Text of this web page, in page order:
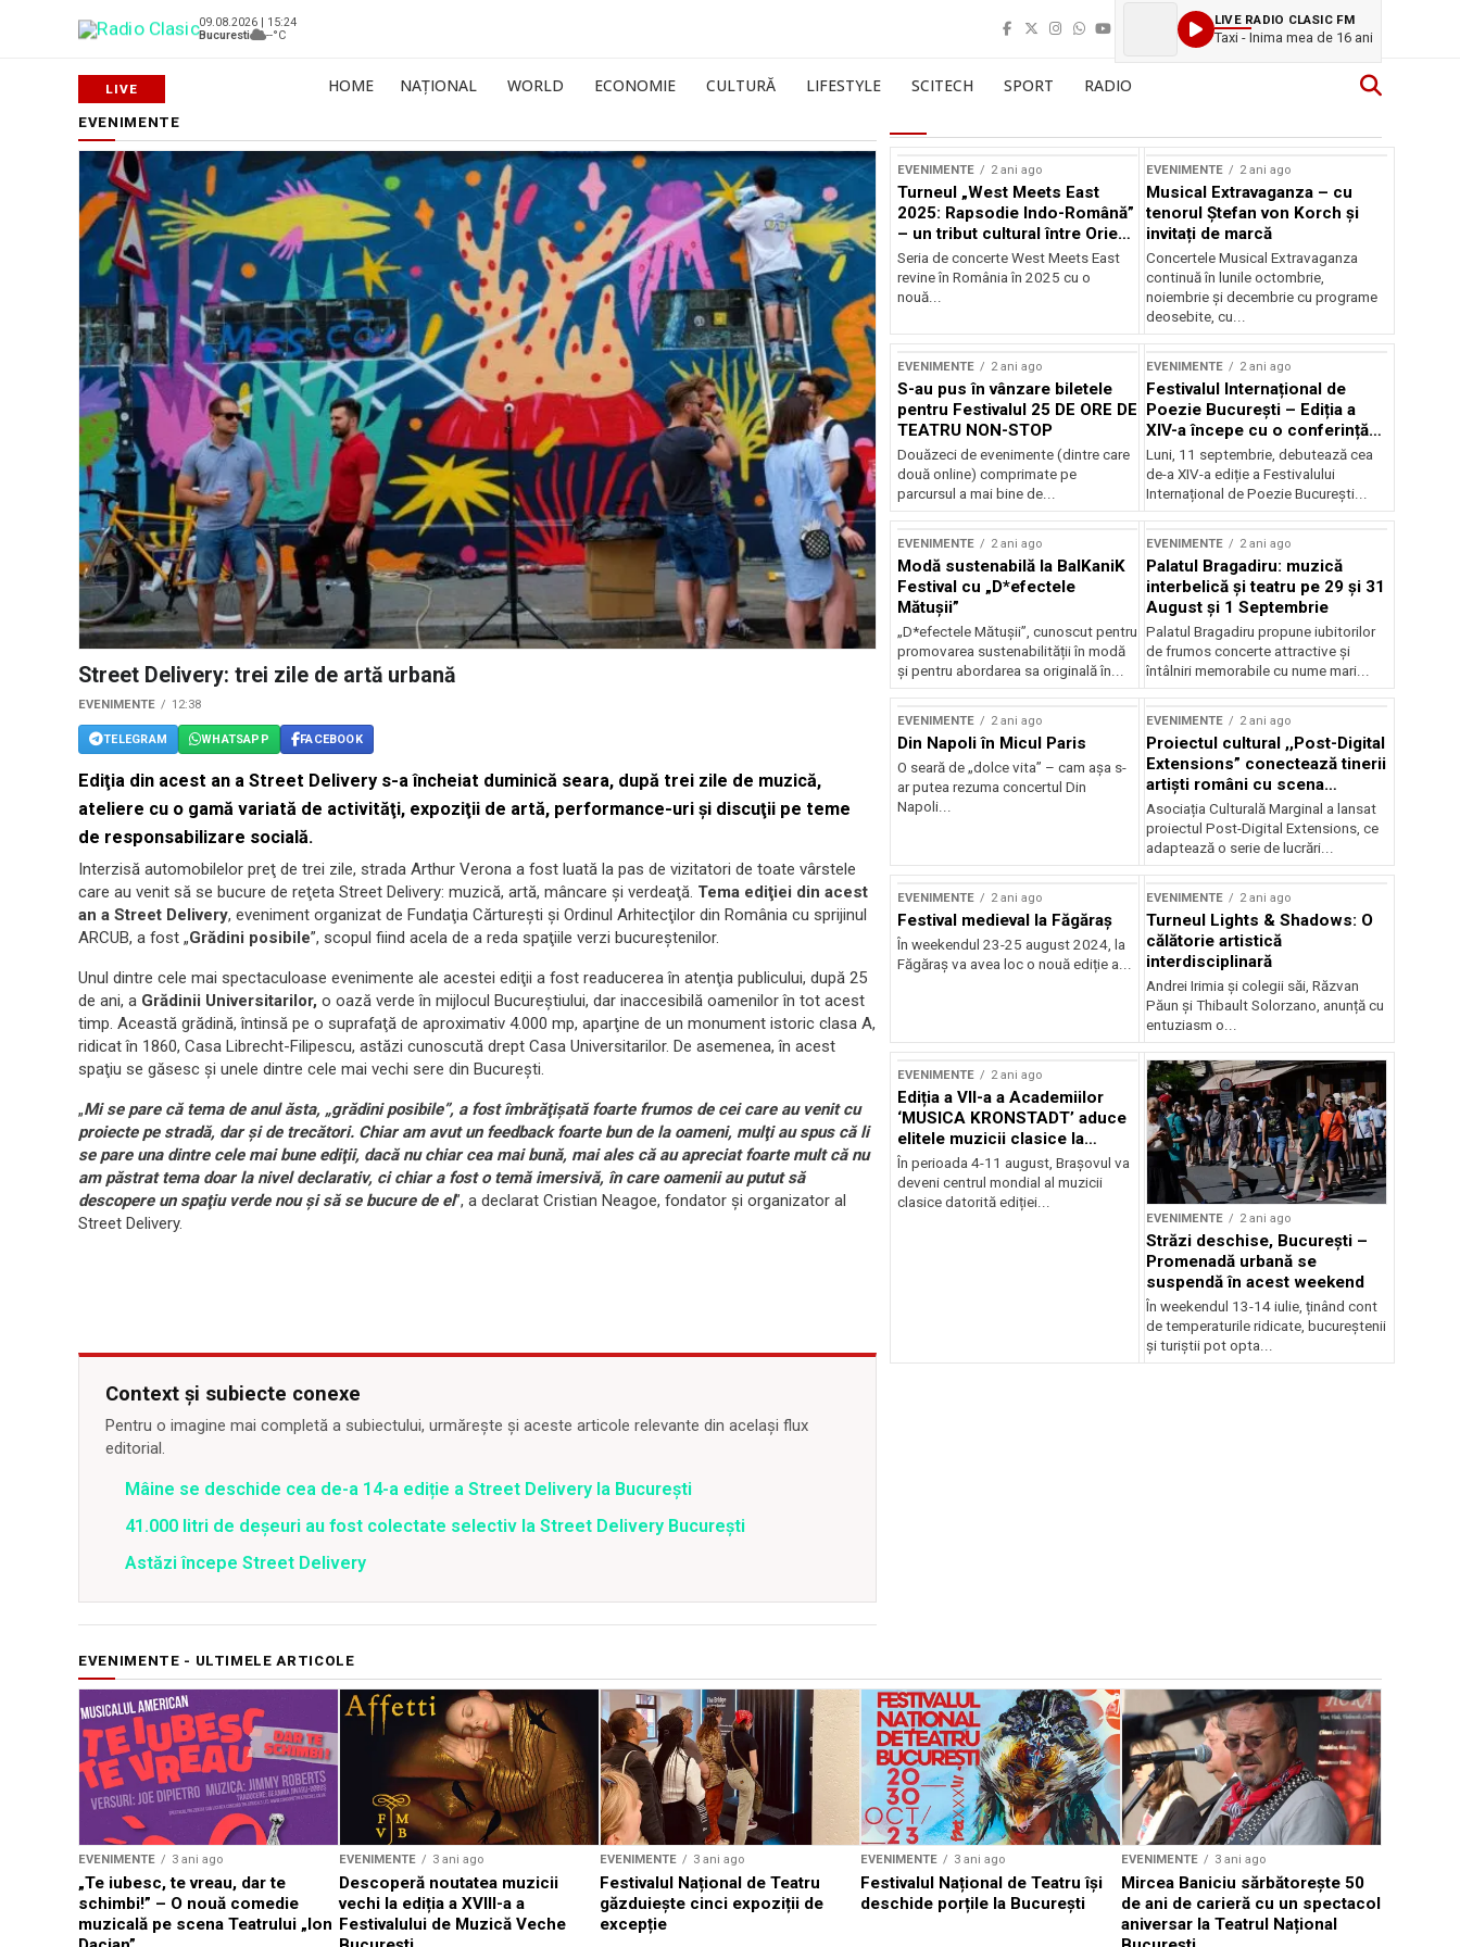
09.08.2026 | 15:24
Bucuresti
--°C
LIVE RADIO CLASIC FM
Taxi - Inima mea de 16 ani
HOME NAȚIONAL WORLD ECONOMIE CULTURĂ LIFESTYLE SCITECH SPORT RADIO
EVENIMENTE
Street Delivery: trei zile de artă urbană
EVENIMENTE 12:38
TELEGRAM WHATSAPP FACEBOOK
Ediţia din acest an a Street Delivery s-a încheiat duminică seara, după trei zile de muzică,
ateliere cu o gamă variată de activităţi, expoziţii de artă, performance-uri şi discuţii pe teme
de responsabilizare socială.
Interzisă automobilelor preţ de trei zile, strada Arthur Verona a fost luată la pas de vizitatori de toate vârstele
care au venit să se bucure de reţeta Street Delivery: muzică, artă, mâncare şi verdeaţă. Tema ediţiei din acest
an a Street Delivery, eveniment organizat de Fundaţia Cărtureşti şi Ordinul Arhitecţilor din România cu sprijinul
ARCUB, a fost „Grădini posibile”, scopul fiind acela de a reda spaţiile verzi bucureştenilor.
Unul dintre cele mai spectaculoase evenimente ale acestei ediţii a fost readucerea în atenţia publicului, după 25
de ani, a Grădinii Universitarilor, o oază verde în mijlocul Bucureştiului, dar inaccesibilă oamenilor în tot acest
timp. Această grădină, întinsă pe o suprafaţă de aproximativ 4.000 mp, aparţine de un monument istoric clasa A,
ridicat în 1860, Casa Librecht-Filipescu, astăzi cunoscută drept Casa Universitarilor. De asemenea, în acest
spaţiu se găsesc şi unele dintre cele mai vechi sere din Bucureşti.
„Mi se pare că tema de anul ăsta, „grădini posibile”, a fost îmbrăţişată foarte frumos de cei care au venit cu
proiecte pe stradă, dar şi de trecători. Chiar am avut un feedback foarte bun de la oameni, mulţi au spus că li
se pare una dintre cele mai bune ediţii, dacă nu chiar cea mai bună, mai ales că au apreciat foarte mult că nu
am păstrat tema doar la nivel declarativ, ci chiar a fost o temă imersivă, în care oamenii au putut să
descopere un spaţiu verde nou şi să se bucure de el”, a declarat Cristian Neagoe, fondator şi organizator al
Street Delivery.
Context și subiecte conexe
Pentru o imagine mai completă a subiectului, urmărește și aceste articole relevante din același flux
editorial.
Mâine se deschide cea de-a 14-a ediție a Street Delivery la București
41.000 litri de deşeuri au fost colectate selectiv la Street Delivery Bucureşti
Astăzi începe Street Delivery
EVENIMENTE 2 ani ago
Turneul „West Meets East
2025: Rapsodie Indo-Română”
– un tribut cultural între Orient
și Occident
Seria de concerte West Meets East
revine în România în 2025 cu o
nouă...
EVENIMENTE 2 ani ago
Musical Extravaganza – cu
tenorul Ștefan von Korch și
invitați de marcă
Concertele Musical Extravaganza
continuă în lunile octombrie,
noiembrie şi decembrie cu programe
deosebite, cu...
EVENIMENTE 2 ani ago
S-au pus în vânzare biletele
pentru Festivalul 25 DE ORE DE
TEATRU NON-STOP
Douăzeci de evenimente (dintre care
două online) comprimate pe
parcursul a mai bine de...
EVENIMENTE 2 ani ago
Festivalul Internațional de
Poezie București – Ediția a
XIV-a începe cu o conferință
despre limba română
susținută de Marco Lucchesi
Luni, 11 septembrie, debutează cea
de-a XIV-a ediție a Festivalului
Internațional de Poezie București...
EVENIMENTE 2 ani ago
Modă sustenabilă la BalKaniK
Festival cu „D*efectele
Mătușii”
„D*efectele Mătușii”, cunoscut pentru
promovarea sustenabilității în modă
și pentru abordarea sa originală în...
EVENIMENTE 2 ani ago
Palatul Bragadiru: muzică
interbelică şi teatru pe 29 şi 31
August şi 1 Septembrie
Palatul Bragadiru propune iubitorilor
de frumos concerte attractive şi
întâlniri memorabile cu nume mari...
EVENIMENTE 2 ani ago
Din Napoli în Micul Paris
O seară de „dolce vita” – cam așa s-
ar putea rezuma concertul Din
Napoli...
EVENIMENTE 2 ani ago
Proiectul cultural ,,Post-Digital
Extensions” conectează tinerii
artiști români cu scena
internațională
Asociația Culturală Marginal a lansat
proiectul Post-Digital Extensions, ce
adaptează o serie de lucrări...
EVENIMENTE 2 ani ago
Festival medieval la Făgăraș
În weekendul 23-25 august 2024, la
Făgăraș va avea loc o nouă ediție a...
EVENIMENTE 2 ani ago
Turneul Lights & Shadows: O
călătorie artistică
interdisciplinară
Andrei Irimia și colegii săi, Răzvan
Păun și Thibault Solorzano, anunță cu
entuziasm o...
EVENIMENTE 2 ani ago
Ediția a VII-a a Academiilor
‘MUSICA KRONSTADT’ aduce
elitele muzicii clasice la
Brașov
În perioada 4-11 august, Brașovul va
deveni centrul mondial al muzicii
clasice datorită ediției...
EVENIMENTE 2 ani ago
Străzi deschise, București –
Promenadă urbană se
suspendă în acest weekend
În weekendul 13-14 iulie, ținând cont
de temperaturile ridicate, bucureștenii
și turiștii pot opta...
EVENIMENTE - ULTIMELE ARTICOLE
EVENIMENTE 3 ani ago
„Te iubesc, te vreau, dar te
schimbi!” – O nouă comedie
muzicală pe scena Teatrului „Ion
EVENIMENTE 3 ani ago
Descoperă noutatea muzicii
vechi la ediția a XVIII-a a
Festivalului de Muzică Veche
EVENIMENTE 3 ani ago
Festivalul Național de Teatru
găzduiește cinci expoziții de
excepție
EVENIMENTE 3 ani ago
Festivalul Național de Teatru își
deschide porțile la București
EVENIMENTE 3 ani ago
Mircea Baniciu sărbătorește 50
de ani de carieră cu un spectacol
aniversar la Teatrul Național